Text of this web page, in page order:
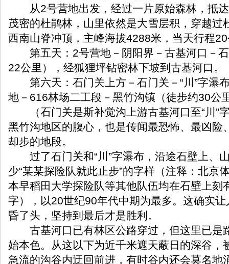
从2号营地出发，经过一片原始森林，抵达
茂密的杜鹃林，山里依然是大雪层积，穿越过
西南山脊冲顶，主峰海拔4288米，当天行程
第五天：2号营地－阴阳界－古基河口－石
22公里），经狐狸坪钻密林下坡到古基河口。
第六天：石门关上方－石门关－“川”字瀑
地－616林场二工段－黑竹沟镇（徒步约30公
（石门关是斯补觉沟上游古基河口至“川”
黑竹沟地区的腹心，也是传闻最恐怖、最凶险
却步的地段。
过了石门关和“川”字瀑布，沿途石壁上、
少“某某探险队就此止步”的字样（注释：北京
本早稻田大学探险队等其他队伍均在石壁上刻
字），以20世纪90年代中期为最多。这确实
昏了头，坚持到最后才是胜利。
古基河口已有林区公路穿过，但这里已是
始本色。从这以下为近千米遮天蔽日的深谷，
急流的沟谷内迂回前进，有时谷内还会莫名地